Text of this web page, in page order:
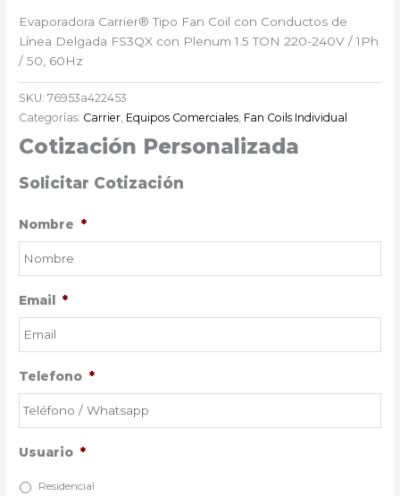
Evaporadora Carrier® Tipo Fan Coil con Conductos de
Línea Delgada FS3QX con Plenum 1.5 TON 220-240V / 1Ph
/ 50, 60Hz
SKU:76953a422453
Categorías: Carrier, Equipos Comerciales, Fan Coils Individual
Cotización Personalizada
Solicitar Cotización
Nombre *
Email *
Telefono *
Usuario *
Residencial